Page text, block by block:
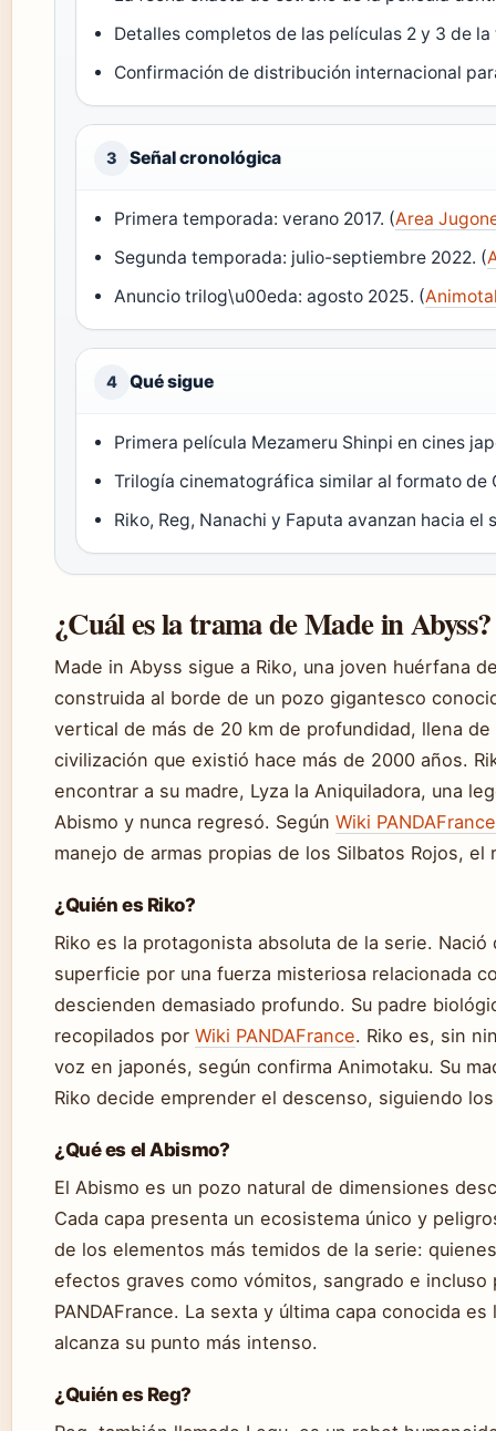
Detalles completos de las películas 2 y 3 de
Confirmación de distribución internacional
3 Señal cronológica
Primera temporada: verano 2017. (Area
Segunda temporada: julio-septiembre 2022. (
Anuncio trilog\u00eda: agosto 2025. (
4 Qué sigue
Primera película Mezameru Shinpi en cines
Trilogía cinematográfica similar al formato de
Riko, Reg, Nanachi y Faputa avanzan hacia
¿Cuál es la trama de Made in Abyss?
Made in Abyss sigue a Riko, una joven huérfana
construida al borde de un pozo gigantesco
vertical de más de 20 km de profundidad, llena
civilización que existió hace más de 2000 años.
encontrar a su madre, Lyza la Aniquiladora, una
Abismo y nunca regresó. Según Wiki PANDAFrance
manejo de armas propias de los Silbatos Rojos,
¿Quién es Riko?
Riko es la protagonista absoluta de la serie.
superficie por una fuerza misteriosa relacionada
descienden demasiado profundo. Su padre
recopilados por Wiki PANDAFrance. Riko es, sin
voz en japonés, según confirma Animotaku. Su
Riko decide emprender el descenso, siguiendo
¿Qué es el Abismo?
El Abismo es un pozo natural de dimensiones
Cada capa presenta un ecosistema único y
de los elementos más temidos de la serie:
efectos graves como vómitos, sangrado e
PANDAFrance. La sexta y última capa conocida
alcanza su punto más intenso.
¿Quién es Reg?